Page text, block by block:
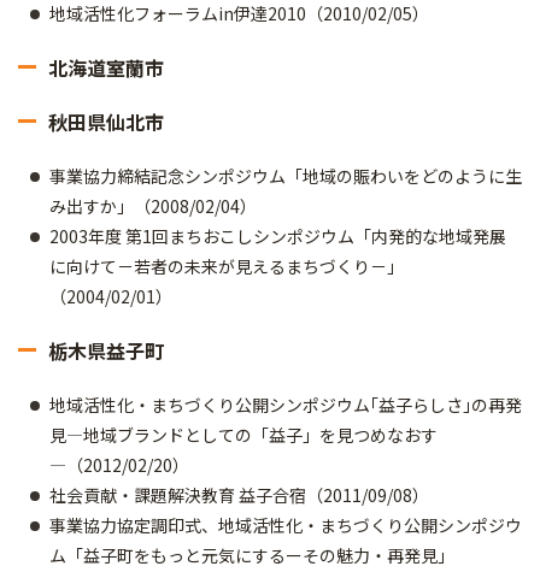
地域活性化フォーラムin伊達2010（2010/02/05）
北海道室蘭市
秋田県仙北市
事業協力締結記念シンポジウム「地域の賑わいをどのように生
み出すか」（2008/02/04）
2003年度 第1回まちおこしシンポジウム「内発的な地域発展
に向けて－若者の未来が見えるまちづくり－」
（2004/02/01）
栃木県益子町
地域活性化・まちづくり公開シンポジウム｢益子らしさ｣の再発
見―地域ブランドとしての「益子」を見つめなおす
―（2012/02/20）
社会貢献・課題解決教育 益子合宿（2011/09/08）
事業協力協定調印式、地域活性化・まちづくり公開シンポジウ
ム「益子町をもっと元気にするーその魅力・再発見」